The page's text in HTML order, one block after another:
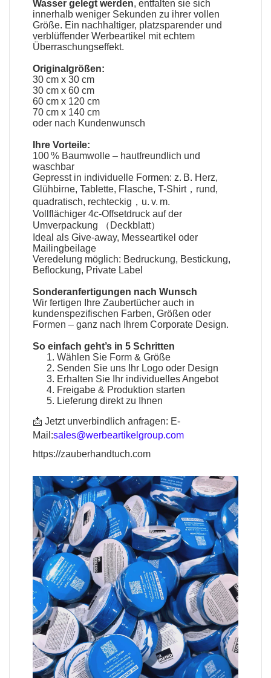
Wasser gelegt werden, entfalten sie sich
innerhalb weniger Sekunden zu ihrer vollen
Größe. Ein nachhaltiger, platzsparender und
verblüffender Werbeartikel mit echtem
Überraschungseffekt.
Originalgrößen:
30 cm x 30 cm
30 cm x 60 cm
60 cm x 120 cm
70 cm x 140 cm
oder nach Kundenwunsch
Ihre Vorteile:
100 % Baumwolle – hautfreundlich und
waschbar
Gepresst in individuelle Formen: z. B. Herz,
Glühbirne, Tablette, Flasche, T-Shirt，rund,
quadratisch, rechteckig，u. v. m.
Vollflächiger 4c-Offsetdruck auf der
Umverpackung （Deckblatt）
Ideal als Give-away, Messeartikel oder
Mailingbeilage
Veredelung möglich: Bedruckung, Bestickung,
Beflockung, Private Label
Sonderanfertigungen nach Wunsch
Wir fertigen IhreZaubertücher auch in
kundenspezifischen Farben, Größen oder
Formen – ganz nach Ihrem Corporate Design.
So einfach geht’s in 5 Schritten
Wählen Sie Form & Größe
Senden Sie uns Ihr Logo oder Design
Erhalten Sie Ihr individuelles Angebot
Freigabe & Produktion starten
Lieferung direkt zu Ihnen
📩 Jetzt unverbindlich anfragen: E-
Mail:sales@werbeartikelgroup.com
https://zauberhandtuch.com